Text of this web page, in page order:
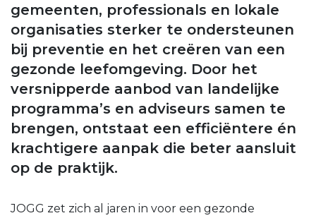
gemeenten, professionals en lokale
organisaties sterker te ondersteunen
bij preventie en het creëren van een
gezonde leefomgeving. Door het
versnipperde aanbod van landelijke
programma’s en adviseurs samen te
brengen, ontstaat een efficiëntere én
krachtigere aanpak die beter aansluit
op de praktijk.
JOGG zet zich al jaren in voor een gezonde